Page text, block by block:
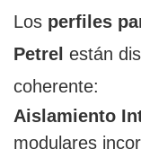
Los perfiles
Petrel están
coherente:
Aislamiento
modulares